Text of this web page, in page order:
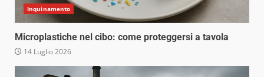
Inquinamento
Microplastiche nel cibo: come proteggersi a tavola
14 Luglio 2026